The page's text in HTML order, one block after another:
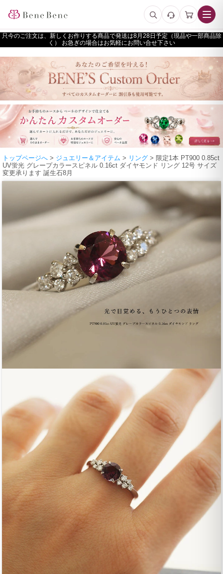
只今のご注文は、新しくお作りする商品で発送は
予定（現品や一部商品除
く） お急ぎの場合はお気軽にお問い合せ下さい
トップページへ > ジュエリー＆アイテム > リング > 限定1本 PT900 0.85ct
UV蛍光 グレープカラースピネル 0.16ct ダイヤモンド リング 12号 サイズ
変更承ります 誕生石8月